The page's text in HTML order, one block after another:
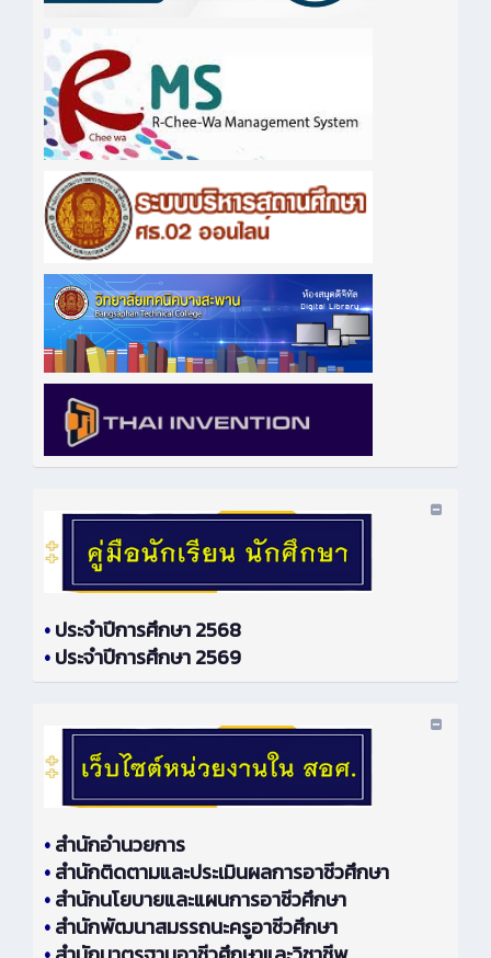
•ประจำปีการศึกษา 2568
•ประจำปีการศึกษา 2569
•สำนักอำนวยการ
•สำนักติดตามและประเมินผลการอาชีวศึกษา
•สำนักนโยบายและแผนการอาชีวศึกษา
•สำนักพัฒนาสมรรถนะครูอาชีวศึกษา